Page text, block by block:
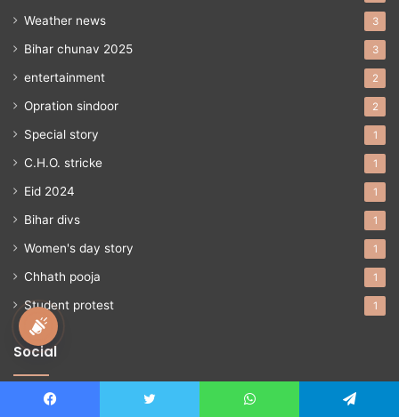
Weather news 3
Bihar chunav 2025 3
entertainment 2
Opration sindoor 2
Special story 1
C.H.O. stricke 1
Eid 2024 1
Bihar divs 1
Women's day story 1
Chhath pooja 1
Student protest 1
Social